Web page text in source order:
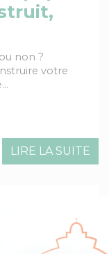
non ?
votre
LIRE LA SUITE